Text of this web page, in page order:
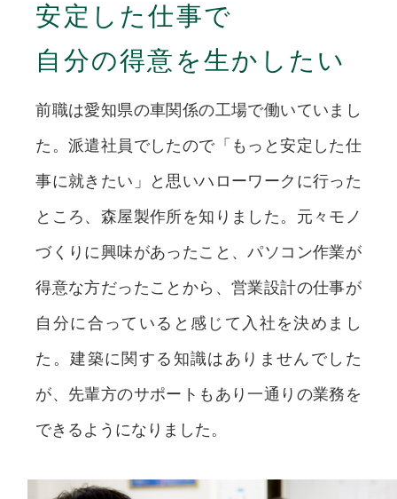
安定した仕事で
自分の得意を生かしたい
前職は愛知県の車関係の工場で働いていまし
た。派遣社員でしたので「もっと安定した仕
事に就きたい」と思いハローワークに行った
ところ、森屋製作所を知りました。元々モノ
づくりに興味があったこと、パソコン作業が
得意な方だったことから、営業設計の仕事が
自分に合っていると感じて入社を決めまし
た。建築に関する知識はありませんでした
が、先輩方のサポートもあり一通りの業務を
できるようになりました。